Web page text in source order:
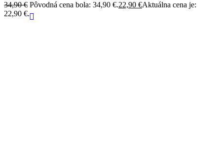
34,90€ Pôvodná cena bola: 34,90 €.22,90 €Aktuálna cena je:
22,90 €.